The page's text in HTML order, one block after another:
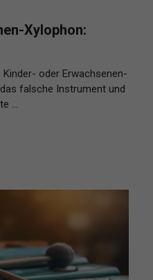
Xylophon:
oder Erwachsenen-
falsche Instrument und
…